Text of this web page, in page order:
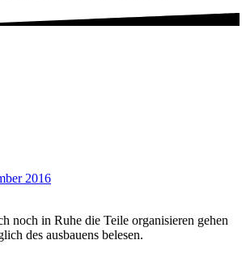
2016
noch in Ruhe die Teile organisieren gehen
des ausbauens belesen.